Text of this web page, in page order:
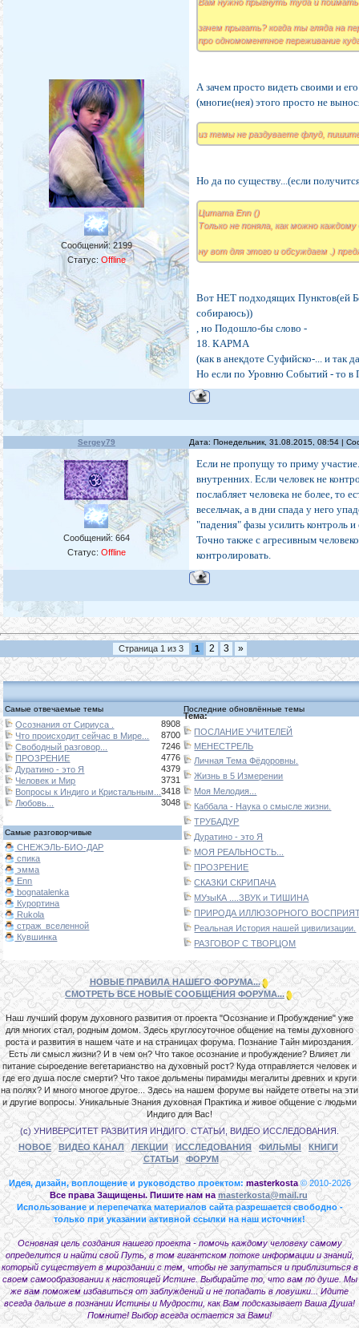
Сообщений:2199
Статус: Offline
зачем прыгать? когда ты гляда на
про одномоментное переживание
А зачем просто видеть своими и его
(многие(нея) этого просто не
из темы не раздуваете флуд,
Но да по существу...(если
Цитата Enn ()
Только не поняла, как можно
ну вот для этого и обсуждаем .)
Вот НЕТ подходящих Пунктов(ей
собираюсь))
, но Подошло-бы слово -
18. КАРМА
(как в анекдоте Суфийско-... и так
Но если по Уровню Событий - то в
Sergey79 Дата: Понедельник, 31.08.2015, 08:54 |
Сообщений: 664
Статус: Offline
Если не пропущу то приму
внутренних. Если человек не
послабляет человека не более, то
весельчак, а в дни спада у него
"падения" фазы усилить контроль
Точно также с агресивным
контролировать.
Страница 1 из 3 1 2 3 »
Самые отвечаемые темы Последние обновлённые темы
Осознания от Сириуса .
8908
Что происходит сейчас в Мире...
8700
Свободный разговор...
7246
ПРОЗРЕНИЕ
4776
Дуратино - это Я
4379
Человек и Мир
3731
Вопросы к Индиго и Кристальным...3418
Любовь...
3048
Тема:
ПОСЛАНИЕ УЧИТЕЛЕЙ
МЕНЕСТРЕЛЬ
Личная Тема Фёдоровны.
Жизнь в 5 Измерении
Моя Мелодия...
Каббала - Наука о смысле жизни.
ТРУБАДУР
Дуратино - это Я
МОЯ РЕАЛЬНОСТЬ...
ПРОЗРЕНИЕ
СКАЗКИ СКРИПАЧА
МУзыКА ....ЗВУК и ТИШИНА
ПРИРОДА ИЛЛЮЗОРНОГО
Реальная История нашей цивилизации.
РАЗГОВОР С ТВОРЦОМ
Самые разговорчивые
СНЕЖЭЛЬ-БИО-ДАР
спика
эмма
Enn
bognatalenka
Курортина
Rukola
страж_вселенной
Кувшинка
НОВЫЕ ПРАВИЛА НАШЕГО ФОРУМА...
СМОТРЕТЬ ВСЕ НОВЫЕ СООБЩЕНИЯ ФОРУМА...
Наш лучший форум духовного развития от проекта "Осознание и Пробуждение" уже
для многих стал, родным домом. Здесь круглосуточное общение на темы духовного
роста и развития в нашем чате и на страницах форума. Познание Тайн мироздания.
Есть ли смысл жизни? И в чем он? Что такое осознание и пробуждение? Влияет ли
питание сыроедение вегетарианство на духовный рост? Куда отправляется человек и
где его душа после смерти? Что такое дольмены пирамиды мегалиты древних и круги
на полях? И много многое другое... Здесь на нашем форуме вы найдете ответы на эти
и другие вопросы. Уникальные Знания духовная Практика и живое общение с людьми
Индиго для Вас!
(с) УНИВЕРСИТЕТ РАЗВИТИЯ ИНДИГО. СТАТЬИ, ВИДЕО ИССЛЕДОВАНИЯ.
НОВОЕ
ВИДЕО КАНАЛ ЛЕКЦИИ ИССЛЕДОВАНИЯ ФИЛЬМЫ
КНИГИ
СТАТЬИ
ФОРУМ
Идея, дизайн, воплощение и руководство проектом: masterkosta © 2010-2026
Все права Защищены. Пишите нам на masterkosta@mail.ru
Использование и перепечатка материалов сайта разрешается свободно -
только при указании активной ссылки на наш источник!
Основная цель создания нашего проекта - помочь каждому человеку самому
определится и найти свой Путь, в том гигантском потоке информации и знаний,
который существует в мироздании с тем, чтобы не запутаться и приблизиться в
своем самообразовании к настоящей Истине. Выбирайте то, что вам по душе. Мы
же вам поможем избавиться от заблуждений и не попадать в ловушки... Идите
всегда дальше в познании Истины и Мудрости, как Вам подсказывает Ваша Душа!
Помните! Выбор всегда остается за Вами!